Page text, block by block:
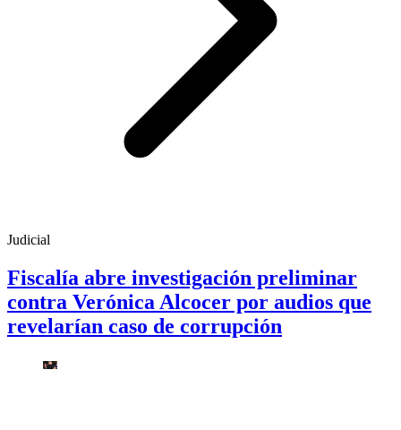
Judicial
Fiscalía abre investigación preliminar
contra Verónica Alcocer por audios que
revelarían caso de corrupción